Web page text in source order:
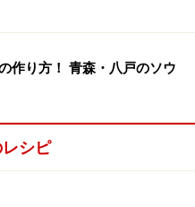
作り方！ 青森・八戸のソウ
シピ